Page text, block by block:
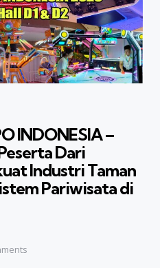
INDONESIA –
Dari
Industri Taman
Pariwisata di